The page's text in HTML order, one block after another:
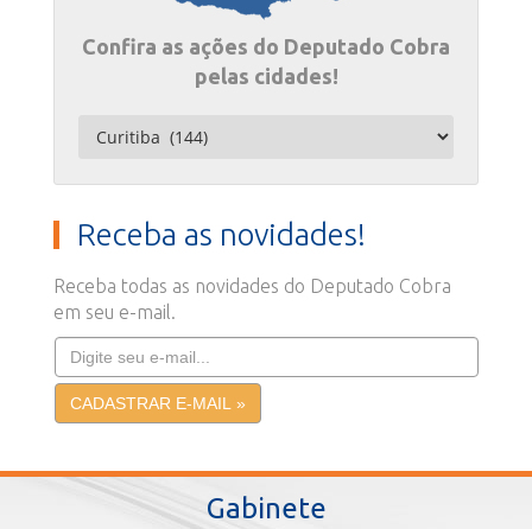
Confira as ações do Deputado Cobra
pelas cidades!
Receba as novidades!
Receba todas as novidades do Deputado Cobra
em seu e-mail.
Gabinete